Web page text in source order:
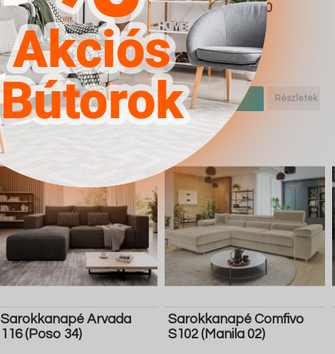
Előszoba garnitúra
Trenton 141 (Fehér
Manila 18)
4.567Ft
Ugrás a
boltba
Részletek
Butor1.hu
Fotel Clovis A100
(Manila 25)
4.567Ft
Ugrás a
boltba
Részletek
Butor1.hu
Sarokkanapé Arvada
116 (Poso 34)
Sarokkanapé Comfivo
S102 (Manila 02)